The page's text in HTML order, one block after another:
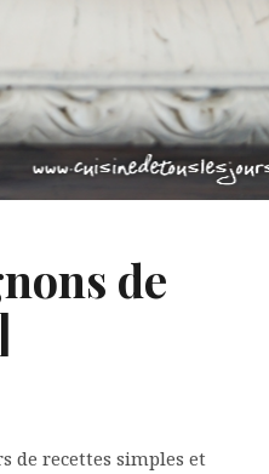
de
de recettes simples et